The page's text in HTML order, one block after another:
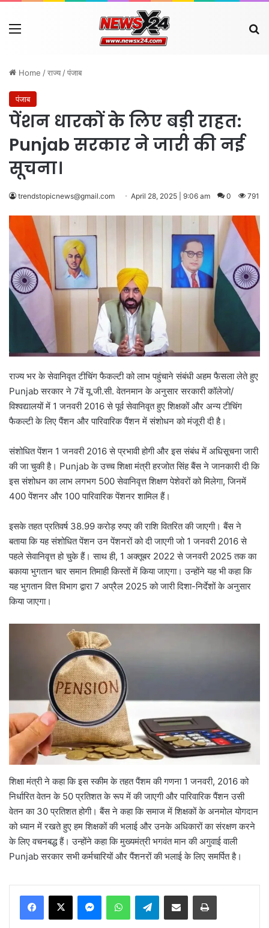
Menu
Home /राज्य /पंजाब
पंजाब
पेंशन धारकों के लिए बड़ी राहत:
Punjab सरकार ने जारी की नई
सूचना।
trendstopicnews@gmail.com April 28, 2025 | 9:06 am 0 791
राज्य भर के सेवानिवृत टीचिंग फैकल्टी को लाभ पहुंचाने संबंधी अहम फैसला लेते हुए
Punjab सरकार ने 7वें यू.जी.सी. वेतनमान के अनुसार सरकारी कॉलेजो/
विश्वद्यालयों में 1 जनवरी 2016 से पूर्व सेवानिवृत हुए शिक्षकों और अन्य टीचिंग
फैकल्टी के लिए पैंशन और पारिवारिक पैंशन में संशोधन को मंजूरी दी है।
संशोधित पेंशन 1 जनवरी 2016 से प्रभावी होगी और इस संबंध में अधिसूचना जारी
की जा चुकी है। Punjab के उच्च शिक्षा मंत्री हरजोत सिंह बैंस ने जानकारी दी कि
इस संशोधन का लाभ लगभग 500 सेवानिवृत्त शिक्षण पेशेवरों को मिलेगा, जिनमें
400 पेंशनर और 100 पारिवारिक पेंशनर शामिल हैं।
इसके तहत प्रतिवर्ष 38.99 करोड़ रुपए की राशि वितरित की जाएगी। बैंस ने
बताया कि यह संशोधित पेंशन उन पेंशनरों को दी जाएगी जो 1 जनवरी 2016 से
पहले सेवानिवृत्त हो चुके हैं। साथ ही, 1 अक्तूबर 2022 से जनवरी 2025 तक का
बकाया भुगतान चार समान तिमाही किस्तों में किया जाएगा। उन्होंने यह भी कहा कि
यह भुगतान वित्त विभाग द्वारा 7 अप्रैल 2025 को जारी दिशा-निर्देशों के अनुसार
किया जाएगा।
शिक्षा मंत्री ने कहा कि इस स्कीम के तहत पैंशम की गणना 1 जनवरी, 2016 को
निर्धारित वेतन के 50 प्रतिशत के रूप में की जाएगी और पारिवारिक पैंशन उसी
वेतन का 30 प्रतिशत होगी। बैंस ने कहा कि समाज में शिक्षकों के अनमोल योगदान
को ध्यान में रखते हुए हम शिक्षकों की भलाई और उनके अधिकारों का संरक्षण करने
के लिए वचनबद्ध हैं। उन्होंने कहा कि मुख्यमंत्री भगवंत मान की अगुवाई वाली
Punjab सरकार सभी कर्मचारियों और पैंशनरों की भलाई के लिए समर्पित है।
MessengerWhatsAppTelegramShare via Email Print